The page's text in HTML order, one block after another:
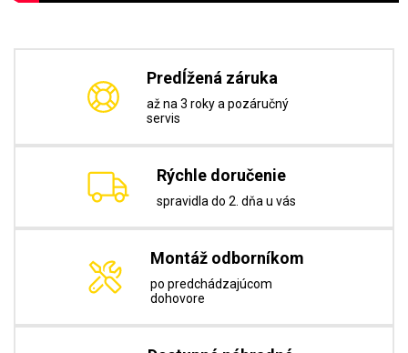
Predĺžená záruka
až na 3 roky a pozáručný
servis
Rýchle doručenie
spravidla do 2. dňa u vás
Montáž odborníkom
po predchádzajúcom
dohovore